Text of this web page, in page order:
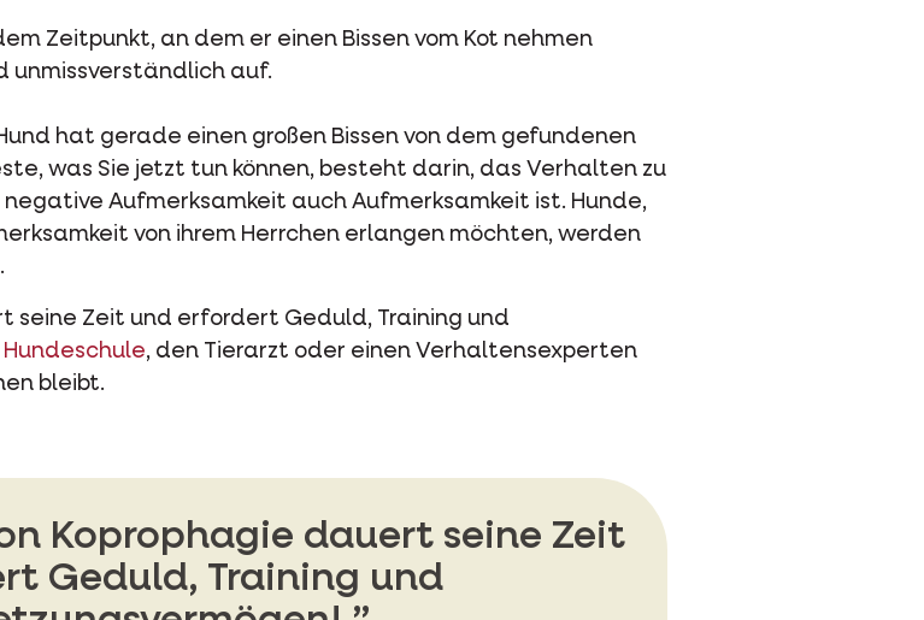
Zeitpunkt, an dem er einen Bissen vom Kot nehmen
unmissverständlich auf.
hat gerade einen großen Bissen von dem gefundenen
was Sie jetzt tun können, besteht darin, das Verhalten zu
negative Aufmerksamkeit auch Aufmerksamkeit ist. Hunde,
von ihrem Herrchen erlangen möchten, werden
seine Zeit und erfordert Geduld, Training und
Hundeschule, den Tierarzt oder einen Verhaltensexperten
bleibt.
Koprophagie dauert seine Zeit
Geduld, Training und